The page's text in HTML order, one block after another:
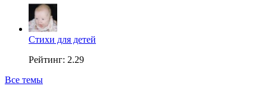
Стихи для детей
Рейтинг: 2.29
Все темы